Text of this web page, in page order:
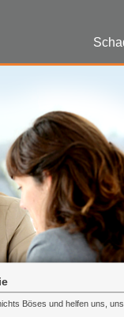
Böses und helfen uns,